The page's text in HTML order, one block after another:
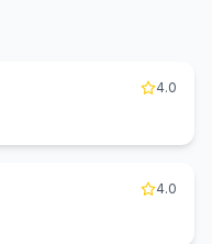
4.0
4.0